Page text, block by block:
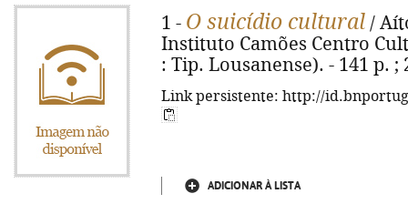
1 - O suicídio cultural /
Instituto Camões Centro
: Tip. Lousanense). - 141 p.
Link persistente: http://
ADICIONAR À LISTA